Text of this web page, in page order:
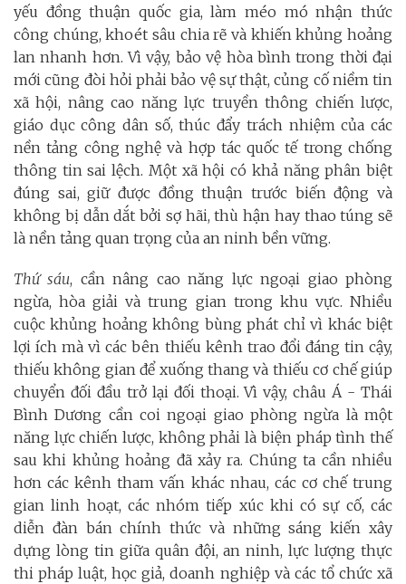
yếu đồng thuận quốc gia, làm méo mó nhận thức
công chúng, khoét sâu chia rẽ và khiến khủng hoảng
lan nhanh hơn. Vì vậy, bảo vệ hòa bình trong thời đại
mới cũng đòi hỏi phải bảo vệ sự thật, củng cố niềm tin
xã hội, nâng cao năng lực truyền thông chiến lược,
giáo dục công dân số, thúc đẩy trách nhiệm của các
nền tảng công nghệ và hợp tác quốc tế trong chống
thông tin sai lệch. Một xã hội có khả năng phân biệt
đúng sai, giữ được đồng thuận trước biến động và
không bị dẫn dắt bởi sợ hãi, thù hận hay thao túng sẽ
là nền tảng quan trọng của an ninh bền vững.
Thứ sáu, cần nâng cao năng lực ngoại giao phòng
ngừa, hòa giải và trung gian trong khu vực. Nhiều
cuộc khủng hoảng không bùng phát chỉ vì khác biệt
lợi ích mà vì các bên thiếu kênh trao đổi đáng tin cậy,
thiếu không gian để xuống thang và thiếu cơ chế giúp
chuyển đối đầu trở lại đối thoại. Vì vậy, châu Á - Thái
Bình Dương cần coi ngoại giao phòng ngừa là một
năng lực chiến lược, không phải là biện pháp tình thế
sau khi khủng hoảng đã xảy ra. Chúng ta cần nhiều
hơn các kênh tham vấn khác nhau, các cơ chế trung
gian linh hoạt, các nhóm tiếp xúc khi có sự cố, các
diễn đàn bán chính thức và những sáng kiến xây
dựng lòng tin giữa quân đội, an ninh, lực lượng thực
thi pháp luật, học giả, doanh nghiệp và các tổ chức xã